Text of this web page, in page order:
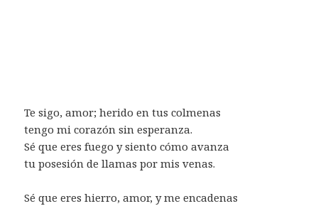
Te sigo, amor; herido en tus colmenas
tengo mi corazón sin esperanza.
Sé que eres fuego y siento cómo avanza
tu posesión de llamas por mis venas.
Sé que eres hierro, amor, y me encadenas